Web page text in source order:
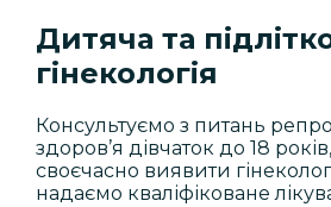
Дитяча та
гінекологія
Консультуємо з питань
здоров’я дівчаток до 18
своєчасно виявити
надаємо кваліфіковане